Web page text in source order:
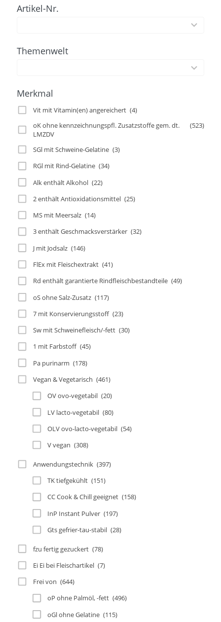
Artikel-Nr.
100
Themenwelt
2
Merkmal
Vit mit Vitamin(en) angereichert (4)
oK ohne kennzeichnungspfl. Zusatzstoffe gem. dt.
LMZDV
(523)
SGl mit Schweine-Gelatine (3)
RGl mit Rind-Gelatine (34)
Alk enthält Alkohol (22)
2 enthält Antioxidationsmittel (25)
MS mit Meersalz (14)
3 enthält Geschmacksverstärker (32)
J mit Jodsalz (146)
FlEx mit Fleischextrakt (41)
Rd enthält garantierte Rindfleischbestandteile (49)
oS ohne Salz-Zusatz (117)
7 mit Konservierungsstoff (23)
Sw mit Schweinefleisch/-fett (30)
1 mit Farbstoff (45)
Pa purinarm (178)
Vegan & Vegetarisch (461)
OV ovo-vegetabil (20)
LV lacto-vegetabil (80)
OLV ovo-lacto-vegetabil (54)
V vegan (308)
Anwendungstechnik (397)
TK tiefgekühlt (151)
CC Cook & Chill geeignet (158)
InP Instant Pulver (197)
Gts gefrier-tau-stabil (28)
fzu fertig gezuckert (78)
Ei Ei bei Fleischartikel (7)
Frei von (644)
oP ohne Palmöl, -fett (496)
oGl ohne Gelatine (115)